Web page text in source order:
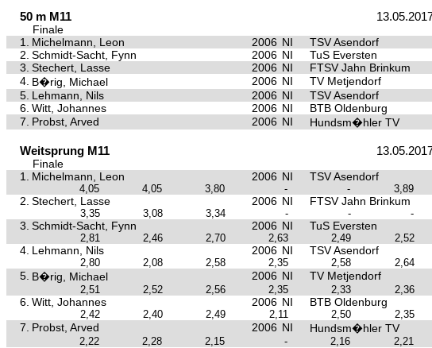
50 m M11
Finale
1.
Michelmann, Leon 2006 NI TSV Asendorf
2. Schmidt-Sacht, Fynn 2006 NI TuS Eversten
3. Stechert, Lasse 2006 NI FTSV Jahn Brinkum
4. B�rig, Michael 2006 NI TV Metjendorf
5. Lehmann, Nils 2006 NI TSV Asendorf
6. Witt, Johannes 2006 NI BTB Oldenburg
7. Probst, Arved 2006 NI Hundsm�hler TV
Weitsprung M11
Finale
1.
Michelmann, Leon 2006 NI TSV Asendorf
4,05
4,05 3,80 - - 3,89
2. Stechert, Lasse 2006 NI FTSV Jahn Brinkum
3,35
3,08 3,34 - - -
3. Schmidt-Sacht, Fynn 2006 NI TuS Eversten
2,81
2,46 2,70 2,63 2,49 2,52
4. Lehmann, Nils 2006 NI TSV Asendorf
2,80
2,08 2,58 2,35 2,58 2,64
5. B�rig, Michael 2006 NI TV Metjendorf
2,51
2,52 2,56 2,35 2,33 2,36
6. Witt, Johannes 2006 NI BTB Oldenburg
2,42
2,40 2,49 2,11 2,50 2,35
7. Probst, Arved 2006 NI Hundsm�hler TV
2,22
2,28 2,15 - 2,16 2,21